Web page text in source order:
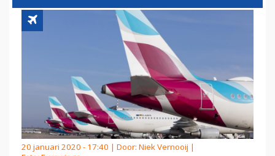
20 januari 2020 - 17:40 | Door: Niek Vernooij |